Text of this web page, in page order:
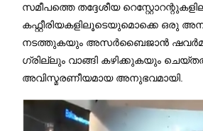
സമീപത്തെ തദ്ദേശീയ
കഫ്റ്റീരിയകളിലൂടെയുമൊക്കെ ഒരു
നടത്തുകയും അസർബൈജാൻ
ഗ്രില്ലും വാങ്ങി കഴിക്കുകയും
അവിസ്മരണീയമായ അനുഭവമായി.